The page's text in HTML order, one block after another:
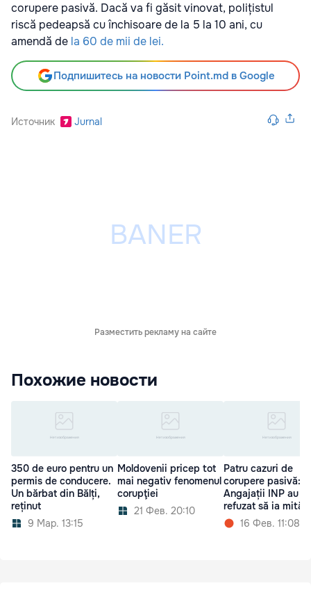
corupere pasivă. Dacă va fi găsit vinovat, polițistul
riscă pedeapsă cu închisoare de la 5 la 10 ani, cu
amendă de la 60 de mii de lei.
Подпишитесь на новости Point.md в Google
Источник Jurnal
Разместить рекламу на сайте
Похожие новости
350 de euro pentru un
permis de conducere.
Un bărbat din Bălți,
reținut
9 Мар. 13:15
Moldovenii pricep tot
mai negativ fenomenul
corupţiei
21 Фев. 20:10
Patru cazuri de
corupere pasivă:
Angajații INP au
refuzat să ia mită
16 Фев. 11:08